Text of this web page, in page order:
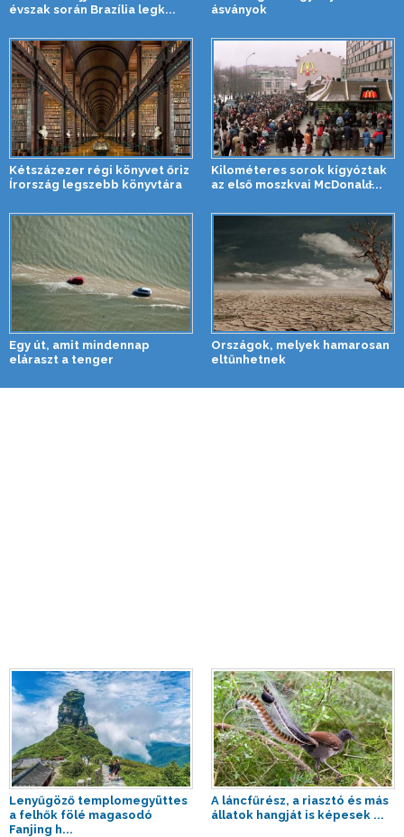
évszak során Brazília legk...
ásványok
Kétszázezer régi könyvet őriz
Írország legszebb könyvtára
Kilométeres sorok kígyóztak
az első moszkvai McDonald̵...
Egy út, amit mindennap
eláraszt a tenger
Országok, melyek hamarosan
eltűnhetnek
Lenyűgöző templomegyüttes
a felhők fölé magasodó
Fanjing h...
A láncfűrész, a riasztó és más
állatok hangját is képesek ...